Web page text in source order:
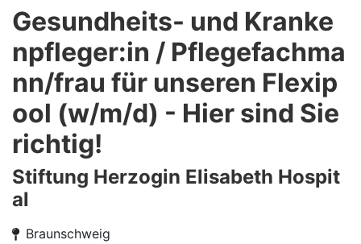
Gesundheits- und Kranke
npfleger:in / Pflegefachma
nn/frau für unseren Flexip
ool (w/m/d) - Hier sind Sie
richtig!
Stiftung Herzogin Elisabeth Hospit
al
Braunschweig